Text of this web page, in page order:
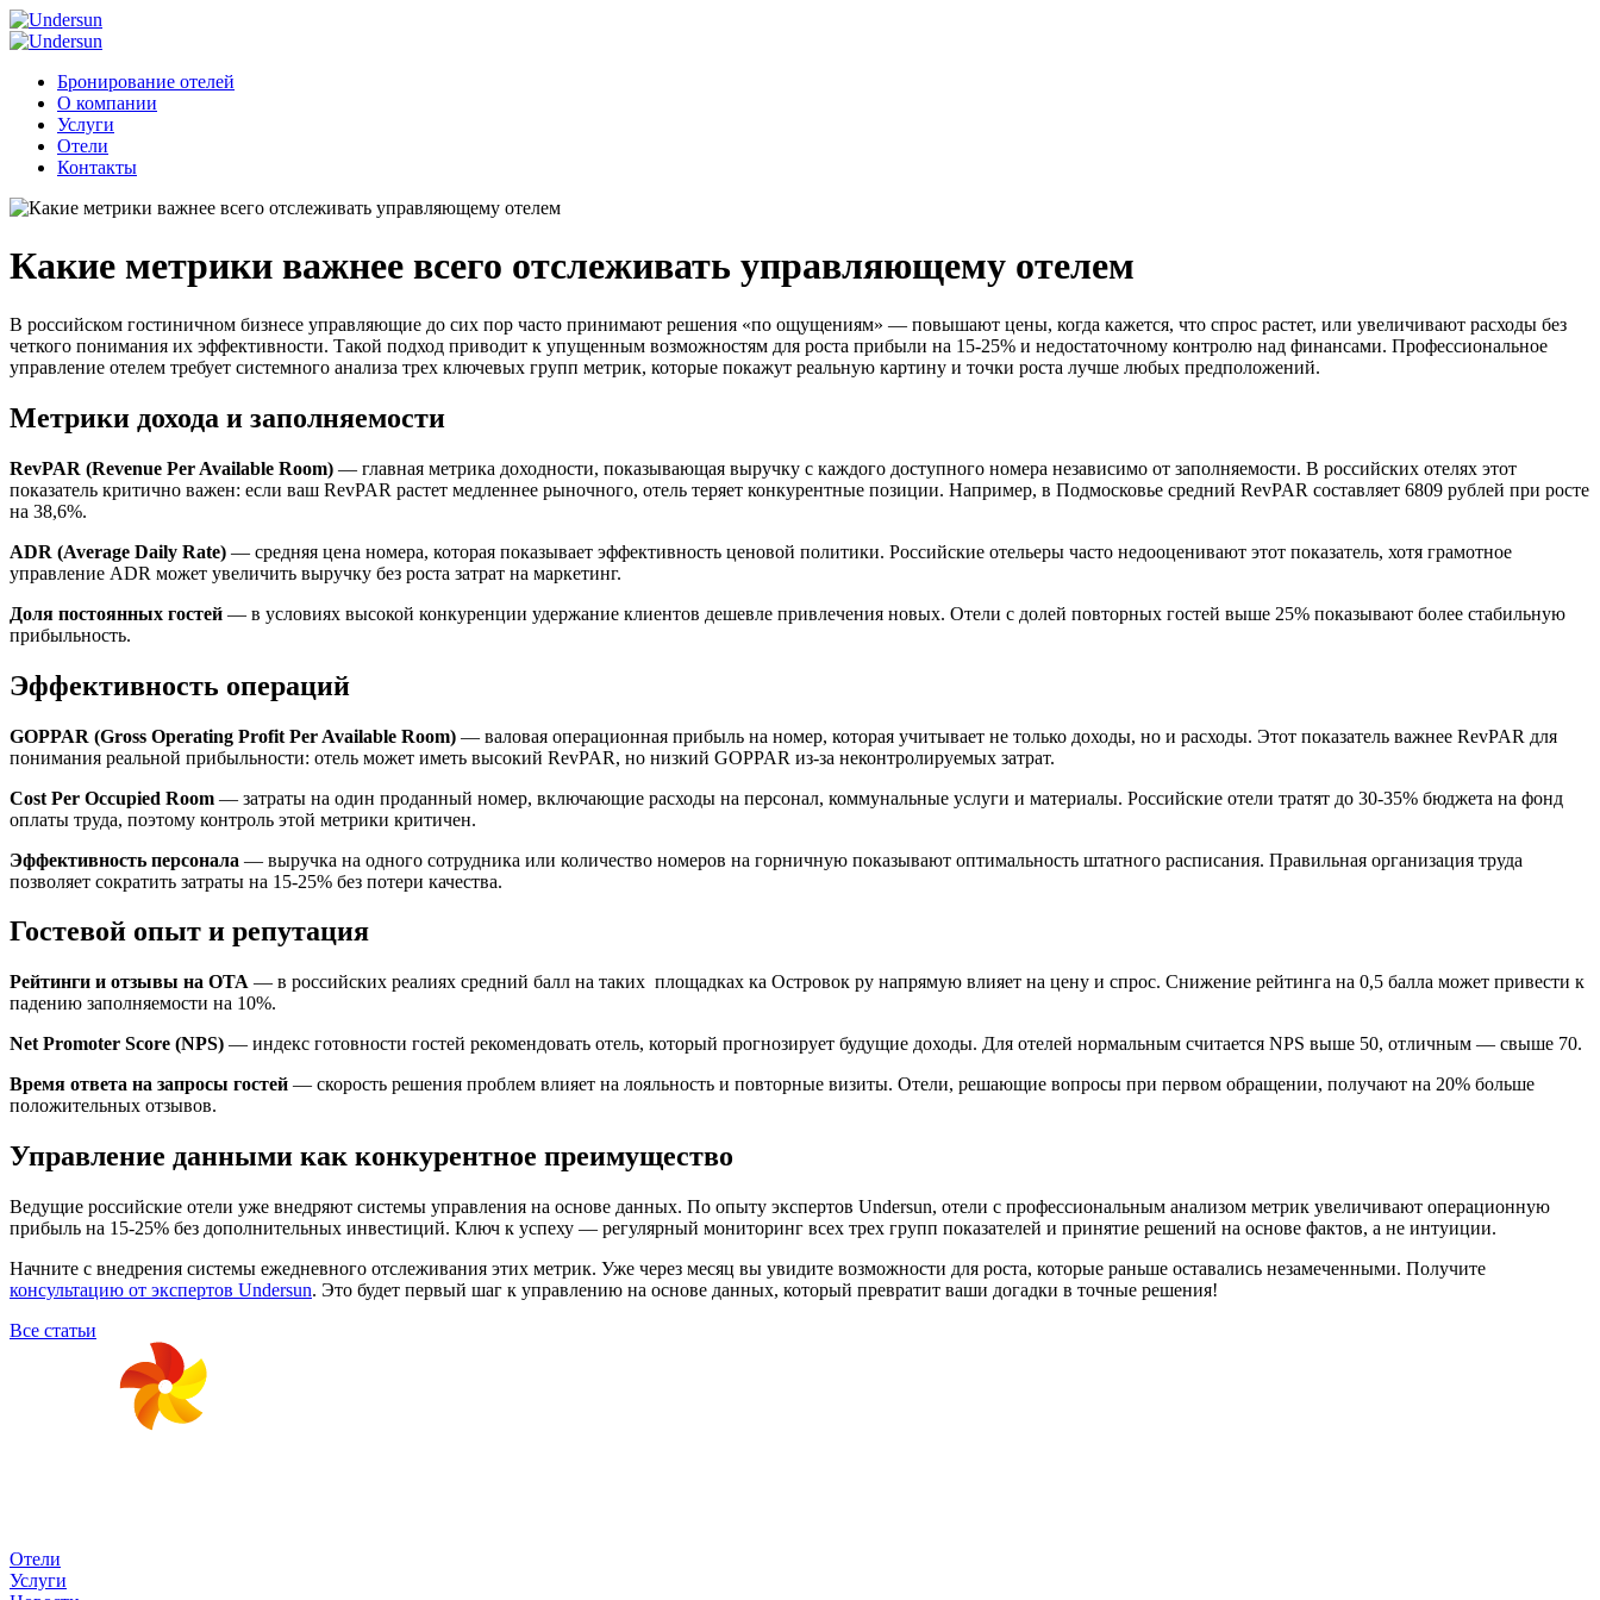
Бронирование отелей
О компании
Услуги
Отели
Контакты
Какие метрики важнее всего отслеживать управляющему отелем
В российском гостиничном бизнесе управляющие до сих пор часто принимают решения «по ощущениям» — повышают цены, когда кажется, что спрос растет, или увеличивают расходы без
четкого понимания их эффективности. Такой подход приводит к упущенным возможностям для роста прибыли на 15-25% и недостаточному контролю над финансами. Профессиональное
управление отелем требует системного анализа трех ключевых групп метрик, которые покажут реальную картину и точки роста лучше любых предположений.
Метрики дохода и заполняемости
RevPAR (Revenue Per Available Room) — главная метрика доходности, показывающая выручку с каждого доступного номера независимо от заполняемости. В российских отелях этот
показатель критично важен: если ваш RevPAR растет медленнее рыночного, отель теряет конкурентные позиции. Например, в Подмосковье средний RevPAR составляет 6809 рублей при росте
на 38,6%.
ADR (Average Daily Rate) — средняя цена номера, которая показывает эффективность ценовой политики. Российские отельеры часто недооценивают этот показатель, хотя грамотное
управление ADR может увеличить выручку без роста затрат на маркетинг.
Доля постоянных гостей — в условиях высокой конкуренции удержание клиентов дешевле привлечения новых. Отели с долей повторных гостей выше 25% показывают более стабильную
прибыльность.
Эффективность операций
GOPPAR (Gross Operating Profit Per Available Room) — валовая операционная прибыль на номер, которая учитывает не только доходы, но и расходы. Этот показатель важнее RevPAR для
понимания реальной прибыльности: отель может иметь высокий RevPAR, но низкий GOPPAR из-за неконтролируемых затрат.
Cost Per Occupied Room — затраты на один проданный номер, включающие расходы на персонал, коммунальные услуги и материалы. Российские отели тратят до 30-35% бюджета на фонд
оплаты труда, поэтому контроль этой метрики критичен.
Эффективность персонала — выручка на одного сотрудника или количество номеров на горничную показывают оптимальность штатного расписания. Правильная организация труда
позволяет сократить затраты на 15-25% без потери качества.
Гостевой опыт и репутация
Рейтинги и отзывы на OTA — в российских реалиях средний балл на таких площадках ка Островок ру напрямую влияет на цену и спрос. Снижение рейтинга на 0,5 балла может привести к
падению заполняемости на 10%.
Net Promoter Score (NPS) — индекс готовности гостей рекомендовать отель, который прогнозирует будущие доходы. Для отелей нормальным считается NPS выше 50, отличным — свыше 70.
Время ответа на запросы гостей — скорость решения проблем влияет на лояльность и повторные визиты. Отели, решающие вопросы при первом обращении, получают на 20% больше
положительных отзывов.
Управление данными как конкурентное преимущество
Ведущие российские отели уже внедряют системы управления на основе данных. По опыту экспертов Undersun, отели с профессиональным анализом метрик увеличивают операционную
прибыль на 15-25% без дополнительных инвестиций. Ключ к успеху — регулярный мониторинг всех трех групп показателей и принятие решений на основе фактов, а не интуиции.
Начните с внедрения системы ежедневного отслеживания этих метрик. Уже через месяц вы увидите возможности для роста, которые раньше оставались незамеченными. Получите
консультацию от экспертов Undersun. Это будет первый шаг к управлению на основе данных, который превратит ваши догадки в точные решения!
Все статьи
Отели
Услуги